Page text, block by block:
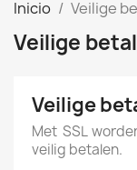
Inicio Veilige
Veilige
Veilige
Met SSL
veilig betalen.